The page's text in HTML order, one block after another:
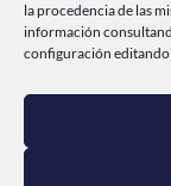
la procedencia de las
información
configuración editando
CABO DE